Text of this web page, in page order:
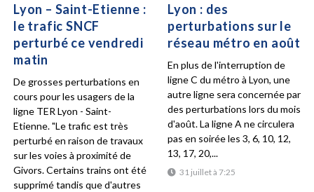
Lyon – Saint-Etienne :
le trafic SNCF
perturbé ce vendredi
matin
De grosses perturbations en
cours pour les usagers de la
ligne TER Lyon - Saint-
Etienne. "Le trafic est très
perturbé en raison de travaux
sur les voies à proximité de
Givors. Certains trains ont été
supprimé tandis que d'autres
Lyon : des
perturbations sur le
réseau métro en août
31 juillet à 7:25
En plus de l'interruption de
ligne C du métro à Lyon, une
autre ligne sera concernée par
des perturbations lors du mois
d'août. La ligne A ne circulera
pas en soirée les 3, 6, 10, 12,
13, 17, 20,...